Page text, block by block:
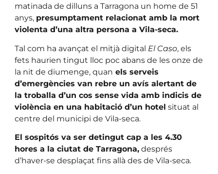
matinada de dilluns a Tarragona un home de 51
anys, presumptament relacionat amb la mort
violenta d’una altra persona a Vila-seca.
Tal com ha avançat el mitjà digital El Caso, els
fets haurien tingut lloc poc abans de les onze de
la nit de diumenge, quan els serveis
d’emergències van rebre un avís alertant de
la troballa d’un cos sense vida amb indicis de
violència en una habitació d’un hotel situat al
centre del municipi de Vila-seca.
El sospitós va ser detingut cap a les 4.30
hores a la ciutat de Tarragona, després
d’haver-se desplaçat fins allà des de Vila-seca.